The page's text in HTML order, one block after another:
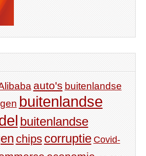
auto's buitenlandse
buitenlandse
buitenlandse
chips corruptie Covid-